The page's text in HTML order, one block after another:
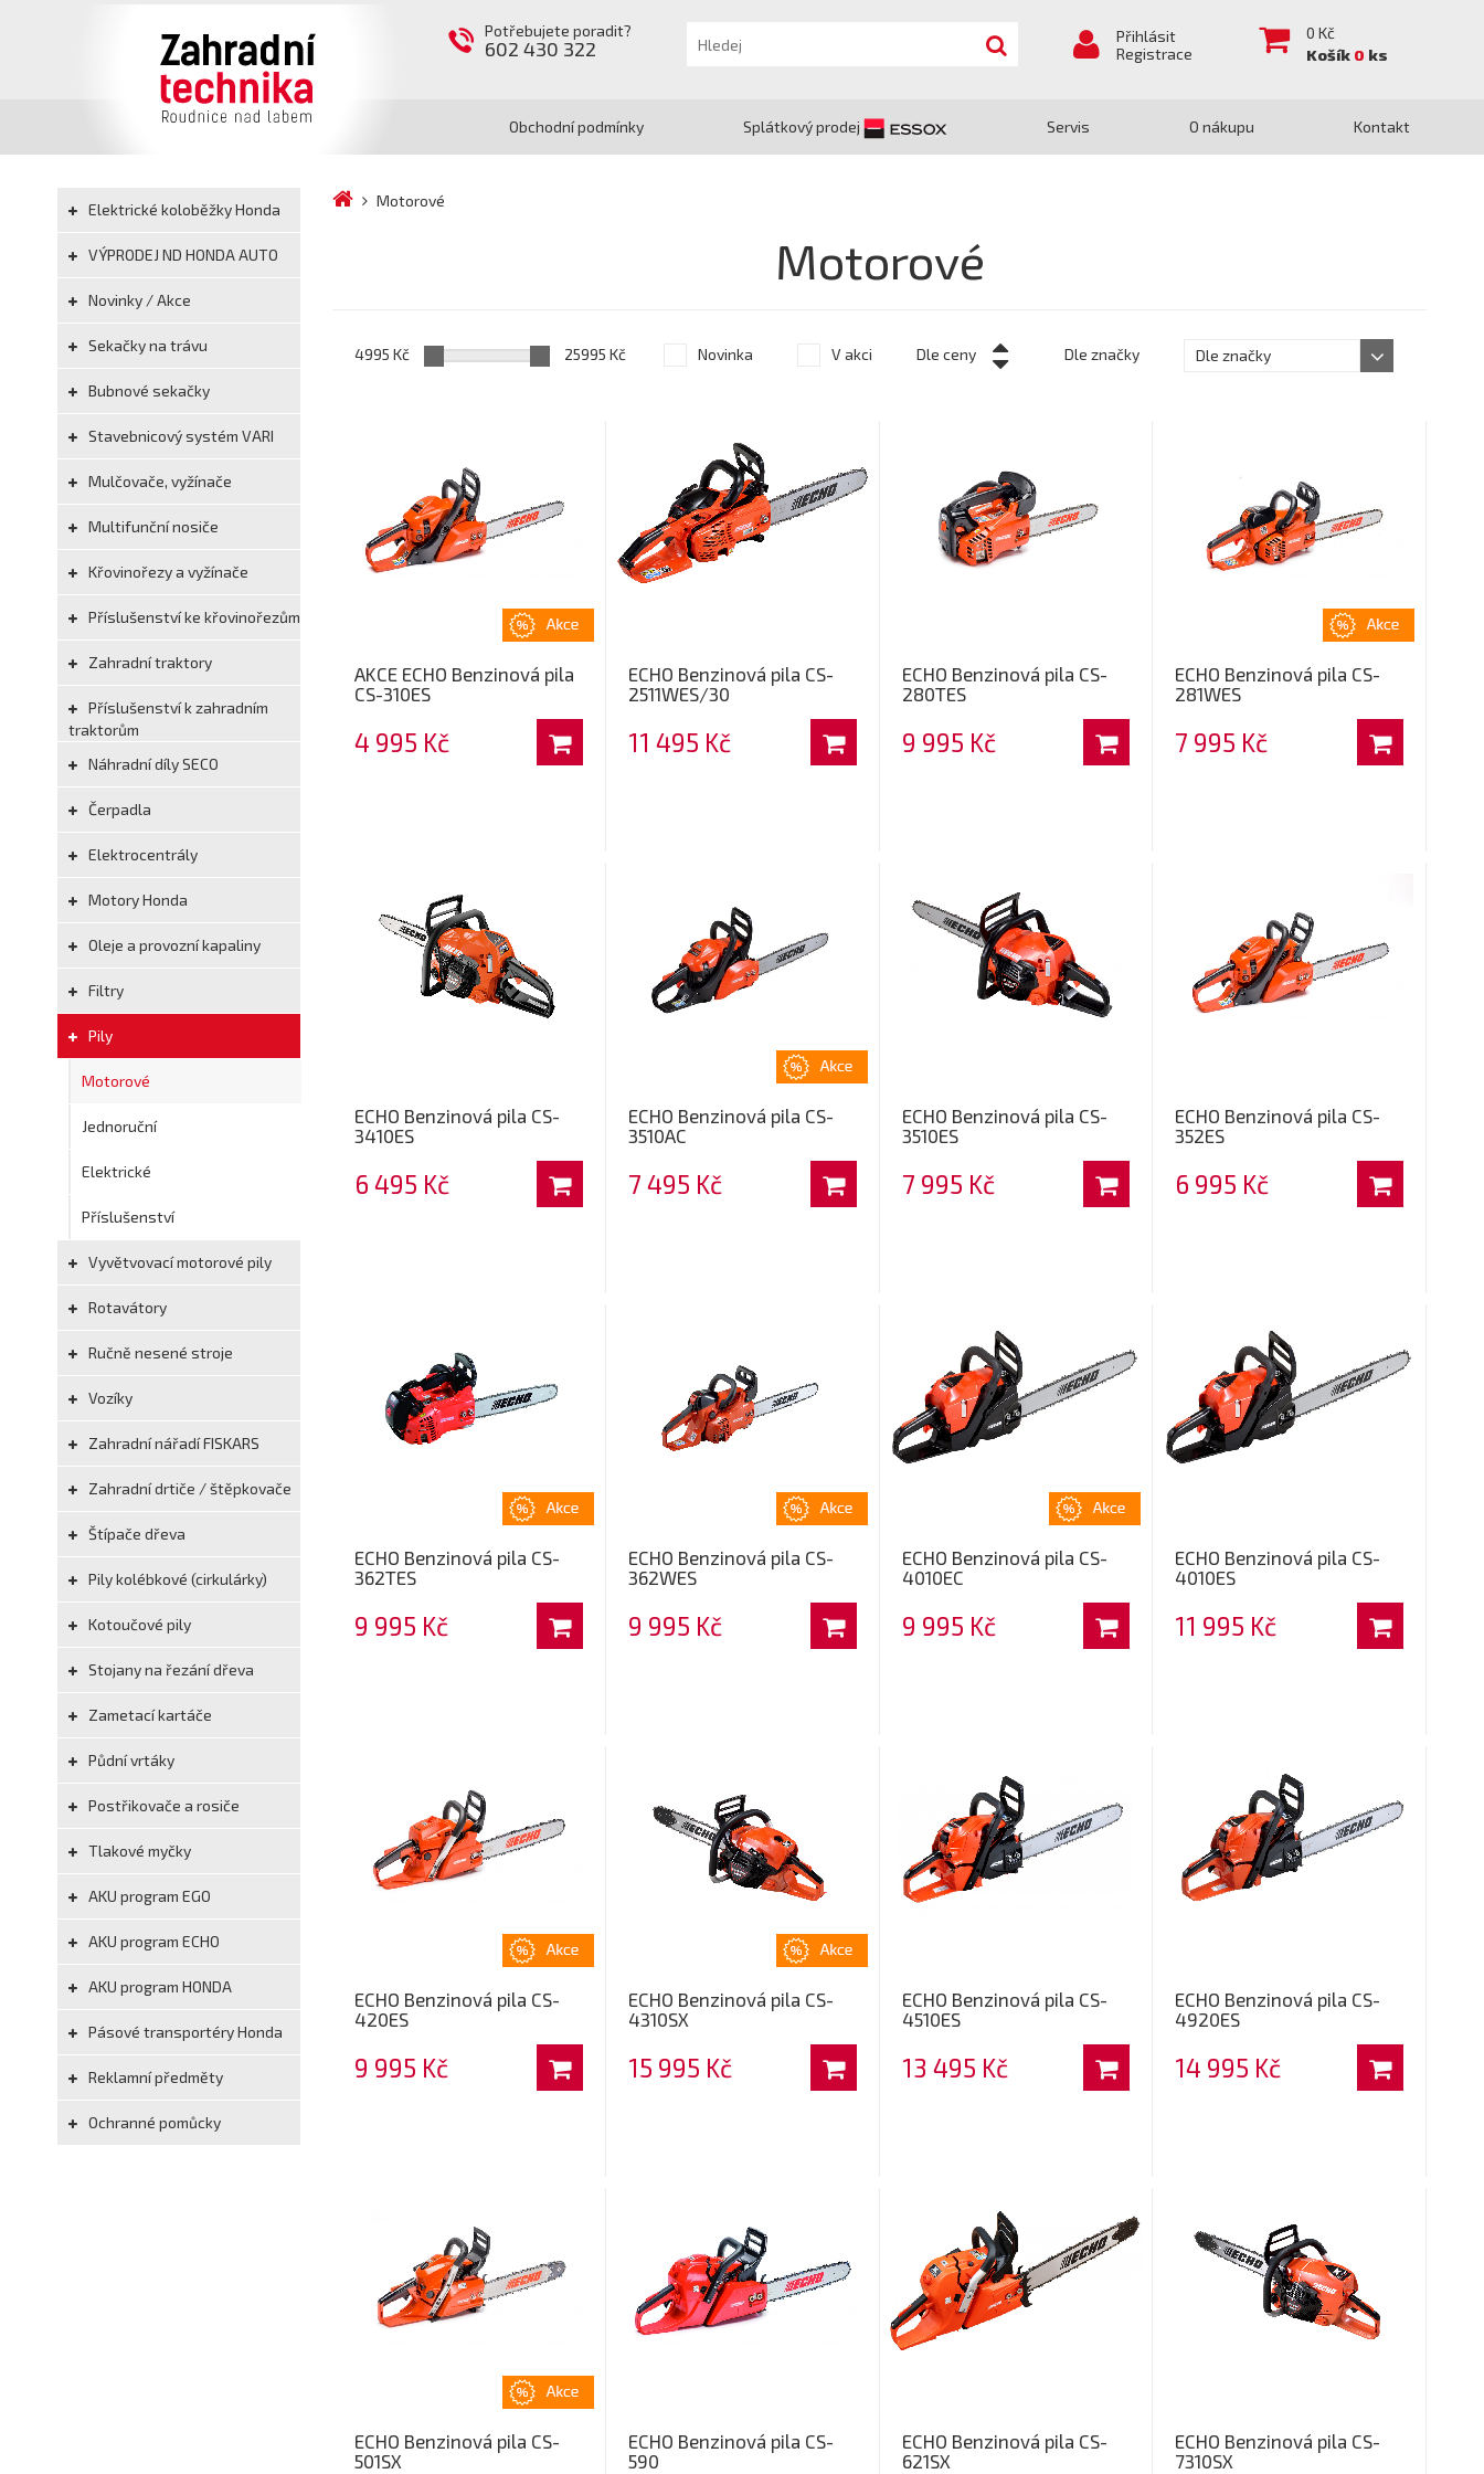
Potřebujete poradit?
602 430 322
Přihlásit
Registrace
0 Kč
Košík 0 ks
Obchodní podmínky Splátkový prodej Servis O nákupu Kontakt
Elektrické koloběžky Honda
VÝPRODEJ ND HONDA AUTO
Novinky / Akce
Sekačky na trávu
Bubnové sekačky
Stavebnicový systém VARI
Mulčovače, vyžínače
Multifunční nosiče
Křovinořezy a vyžínače
Příslušenství ke křovinořezům
Zahradní traktory
Příslušenství k zahradním
traktorům
Náhradní díly SECO
Čerpadla
Elektrocentrály
Motory Honda
Oleje a provozní kapaliny
Filtry
Pily
Motorové
Jednoruční
Elektrické
Příslušenství
Vyvětvovací motorové pily
Rotavátory
Ručně nesené stroje
Vozíky
Zahradní nářadí FISKARS
Zahradní drtiče / štěpkovače
Štípače dřeva
Pily kolébkové (cirkulárky)
Kotoučové pily
Stojany na řezání dřeva
Zametací kartáče
Půdní vrtáky
Postřikovače a rosiče
Tlakové myčky
AKU program EGO
AKU program ECHO
AKU program HONDA
Pásové transportéry Honda
Reklamní předměty
Ochranné pomůcky
Motorové
Motorové
4995 Kč 25995 Kč Novinka V akci Dle ceny Dle značky Dle značky
AKCE ECHO Benzinová pila
CS-310ES
4 995 Kč
ECHO Benzinová pila CS-
2511WES/30
11 495 Kč
ECHO Benzinová pila CS-
280TES
9 995 Kč
ECHO Benzinová pila CS-
281WES
7 995 Kč
ECHO Benzinová pila CS-
3410ES
6 495 Kč
ECHO Benzinová pila CS-
3510AC
7 495 Kč
ECHO Benzinová pila CS-
3510ES
7 995 Kč
ECHO Benzinová pila CS-
352ES
6 995 Kč
ECHO Benzinová pila CS-
362TES
9 995 Kč
ECHO Benzinová pila CS-
362WES
9 995 Kč
ECHO Benzinová pila CS-
4010EC
9 995 Kč
ECHO Benzinová pila CS-
4010ES
11 995 Kč
ECHO Benzinová pila CS-
420ES
9 995 Kč
ECHO Benzinová pila CS-
4310SX
15 995 Kč
ECHO Benzinová pila CS-
4510ES
13 495 Kč
ECHO Benzinová pila CS-
4920ES
14 995 Kč
ECHO Benzinová pila CS-
501SX
ECHO Benzinová pila CS-
590
ECHO Benzinová pila CS-
621SX
ECHO Benzinová pila CS-
7310SX